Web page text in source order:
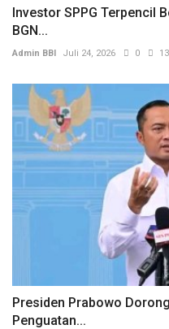
Investor SPPG Terpencil
BGN...
Admin BBI Juli 24, 2026 0 13
Presiden Prabowo
Penguatan...